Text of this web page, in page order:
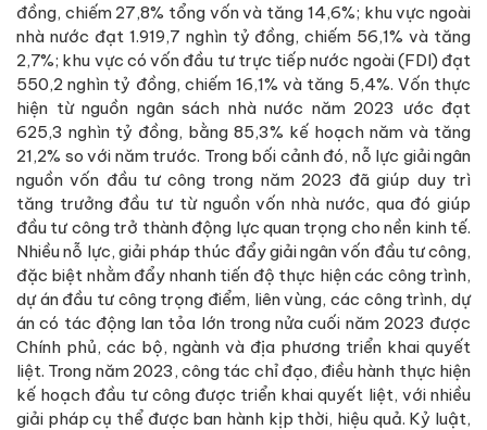
đồng, chiếm 27,8% tổng vốn và tăng 14,6%; khu vực ngoài
nhà nước đạt 1.919,7 nghìn tỷ đồng, chiếm 56,1% và tăng
2,7%; khu vực có vốn đầu tư trực tiếp nước ngoài (FDI) đạt
550,2 nghìn tỷ đồng, chiếm 16,1% và tăng 5,4%. Vốn thực
hiện từ nguồn ngân sách nhà nước năm 2023 ước đạt
625,3 nghìn tỷ đồng, bằng 85,3% kế hoạch năm và tăng
21,2% so với năm trước. Trong bối cảnh đó, nỗ lực giải ngân
nguồn vốn đầu tư công trong năm 2023 đã giúp duy trì
tăng trưởng đầu tư từ nguồn vốn nhà nước, qua đó giúp
đầu tư công trở thành động lực quan trọng cho nền kinh tế.
Nhiều nỗ lực, giải pháp thúc đẩy giải ngân vốn đầu tư công,
đặc biệt nhằm đẩy nhanh tiến độ thực hiện các công trình,
dự án đầu tư công trọng điểm, liên vùng, các công trình, dự
án có tác động lan tỏa lớn trong nửa cuối năm 2023 được
Chính phủ, các bộ, ngành và địa phương triển khai quyết
liệt. Trong năm 2023, công tác chỉ đạo, điều hành thực hiện
kế hoạch đầu tư công được triển khai quyết liệt, với nhiều
giải pháp cụ thể được ban hành kịp thời, hiệu quả. Kỷ luật,